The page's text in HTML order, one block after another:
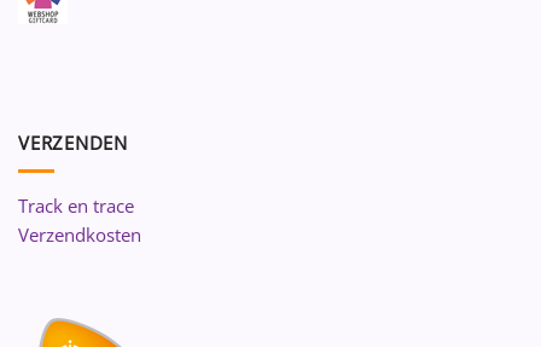
VERZENDEN
Track en trace
Verzendkosten